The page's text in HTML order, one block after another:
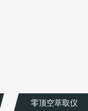
零顶空萃取仪